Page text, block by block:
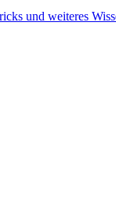
und weiteres